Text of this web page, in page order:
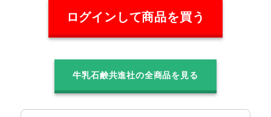
ログインして商品を買う
牛乳石鹸共進社の全商品を見る